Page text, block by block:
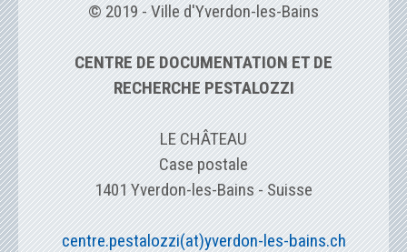
© 2019 - Ville d'Yverdon-les-Bains
CENTRE DE DOCUMENTATION ET DE
RECHERCHE PESTALOZZI
LE CHÂTEAU
Case postale
1401 Yverdon-les-Bains - Suisse
centre.pestalozzi(at)yverdon-les-bains.ch